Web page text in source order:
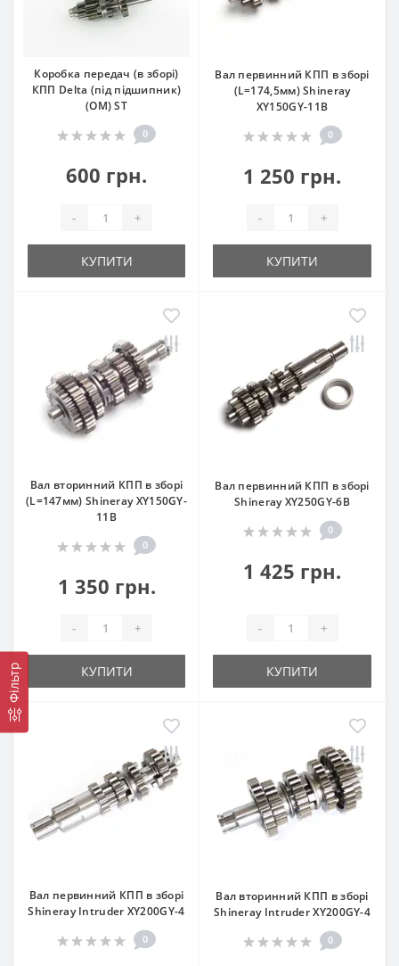
Фільтр
Коробка передач (в зборі)
КПП Delta (під підшипник)
(OM) ST
0
600 грн.
- +
КУПИТИ
Вал первинний КПП в зборі
(L=174,5мм) Shineray
XY150GY-11B
0
1 250 грн.
- +
КУПИТИ
Вал вторинний КПП в зборі
(L=147мм) Shineray XY150GY-
11B
0
1 350 грн.
- +
КУПИТИ
Вал первинний КПП в зборі
Shineray XY250GY-6B
0
1 425 грн.
- +
КУПИТИ
Вал первинний КПП в зборі
Shineray Intruder XY200GY-4
0
Вал вторинний КПП в зборі
Shineray Intruder XY200GY-4
0